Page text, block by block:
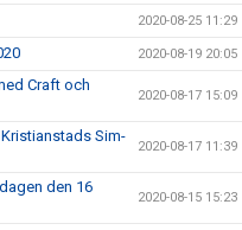
2020-08-25 11:29
2020-08-19 20:05
Craft och
2020-08-17 15:09
Sim-
2020-08-17 11:39
den 16
2020-08-15 15:23